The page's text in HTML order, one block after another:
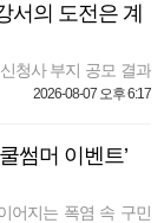
서의 도전은 계
청사 부지 공모 결과
2026-08-07 오후 6:17
썸머 이벤트’
어지는 폭염 속 구민